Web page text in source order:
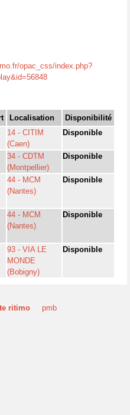
opac_css/index.php?
Localisation
Disponibilité
14 - CITIM
(Caen)
Disponible
34 - CDTM
(Montpellier)
Disponible
44 - MCM
(Nantes)
Disponible
44 - MCM
(Nantes)
Disponible
93 - VIA LE
MONDE
(Bobigny)
Disponible
ritimo pmb